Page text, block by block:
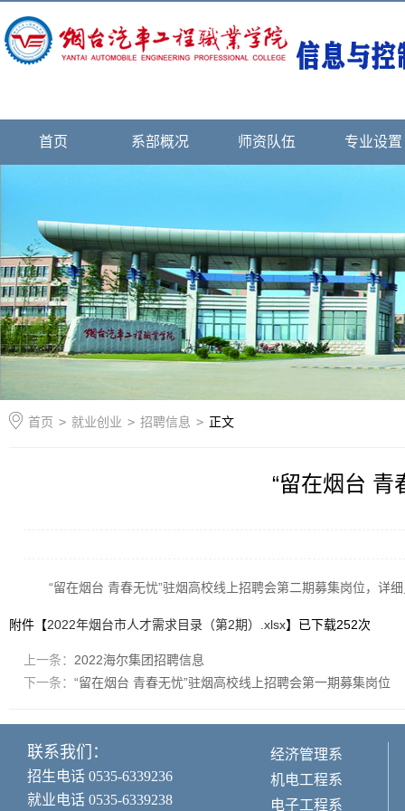
首页 系部概况 师资队伍 专业设置
首页 > 就业创业 > 招聘信息 > 正文
“留在烟台 青
“留在烟台 青春无忧”驻烟高校线上招聘会第二期募集岗位，详
附件【2022年烟台市人才需求目录（第2期）.xlsx】已下载252次
上一条： 2022海尔集团招聘信息
下一条： “留在烟台 青春无忧”驻烟高校线上招聘会第一期募集岗位
联系我们：
招生电话 0535-6339236
就业电话 0535-6339238
经济管理系
机电工程系
电子工程系